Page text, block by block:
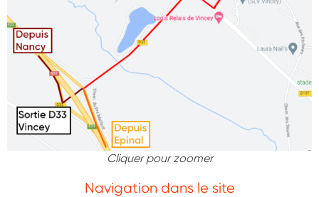
Cliquer pour zoomer
Navigation dans le site